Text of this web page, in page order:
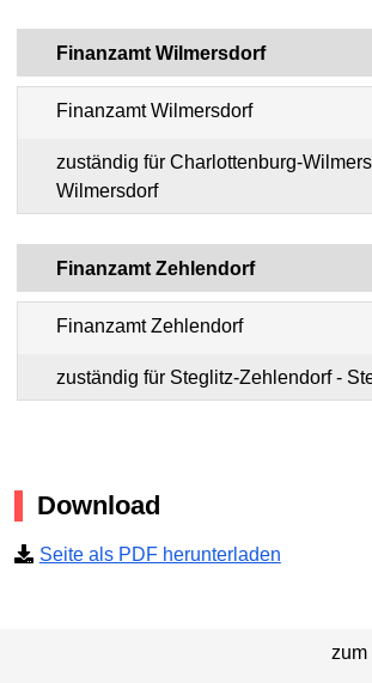
Finanzamt Wilmersdorf
Finanzamt Wilmersdorf
zuständig für Charlottenburg-Wilmersdorf -
Wilmersdorf
Finanzamt Zehlendorf
Finanzamt Zehlendorf
Download
Seite als PDF herunterladen
zum